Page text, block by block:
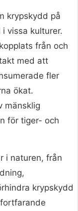
krypskydd på
vissa kulturer.
från och
med att
fler
ökat.
mänsklig
för tiger- och
i naturen, från
krypskydd